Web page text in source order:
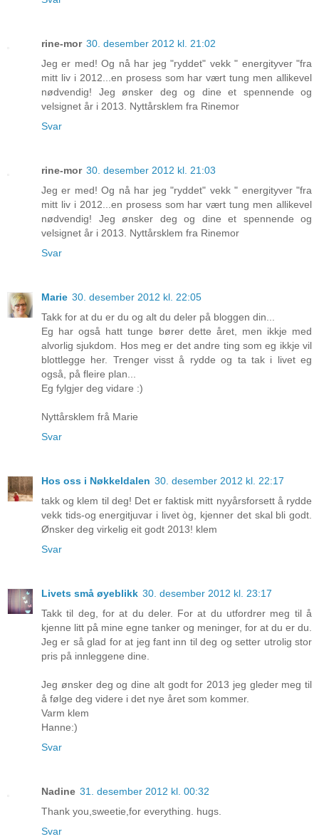
rine-mor 30. desember 2012 kl. 21:02
Jeg er med! Og nå har jeg "ryddet" vekk " energityver "fra
mitt liv i 2012...en prosess som har vært tung men allikevel
nødvendig! Jeg ønsker deg og dine et spennende og
velsignet år i 2013. Nyttårsklem fra Rinemor
Svar
rine-mor 30. desember 2012 kl. 21:03
Jeg er med! Og nå har jeg "ryddet" vekk " energityver "fra
mitt liv i 2012...en prosess som har vært tung men allikevel
nødvendig! Jeg ønsker deg og dine et spennende og
velsignet år i 2013. Nyttårsklem fra Rinemor
Svar
Marie 30. desember 2012 kl. 22:05
Takk for at du er du og alt du deler på bloggen din...
Eg har også hatt tunge bører dette året, men ikkje med
alvorlig sjukdom. Hos meg er det andre ting som eg ikkje vil
blottlegge her. Trenger visst å rydde og ta tak i livet eg
også, på fleire plan...
Eg fylgjer deg vidare :)
Nyttårsklem frå Marie
Svar
Hos oss i Nøkkeldalen 30. desember 2012 kl. 22:17
takk og klem til deg! Det er faktisk mitt nyyårsforsett å rydde
vekk tids-og energitjuvar i livet òg, kjenner det skal bli godt.
Ønsker deg virkelig eit godt 2013! klem
Svar
Livets små øyeblikk 30. desember 2012 kl. 23:17
Takk til deg, for at du deler. For at du utfordrer meg til å
kjenne litt på mine egne tanker og meninger, for at du er du.
Jeg er så glad for at jeg fant inn til deg og setter utrolig stor
pris på innleggene dine.
Jeg ønsker deg og dine alt godt for 2013 jeg gleder meg til
å følge deg videre i det nye året som kommer.
Varm klem
Hanne:)
Svar
Nadine 31. desember 2012 kl. 00:32
Thank you,sweetie,for everything. hugs.
Svar